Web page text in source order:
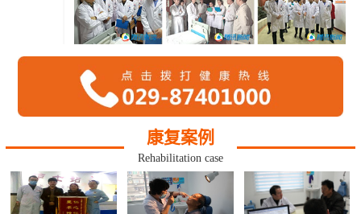
康复案例
Rehabilitation case